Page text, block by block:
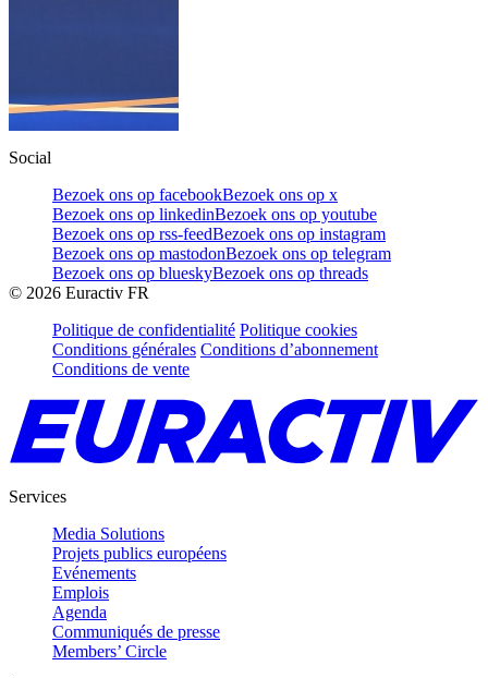
Social
Bezoek ons op facebookBezoek ons op x
Bezoek ons op linkedinBezoek ons op youtube
Bezoek ons op rss-feedBezoek ons op instagram
Bezoek ons op mastodonBezoek ons op telegram
Bezoek ons op blueskyBezoek ons op threads
© 2026 Euractiv FR
Politique de confidentialité Politique cookies
Conditions générales Conditions d’abonnement
Conditions de vente
Services
Media Solutions
Projets publics européens
Evénements
Emplois
Agenda
Communiqués de presse
Members’ Circle